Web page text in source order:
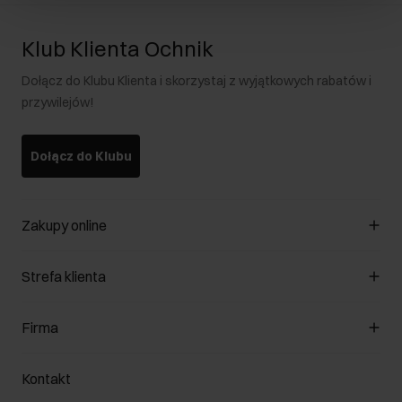
Klub Klienta Ochnik
Dołącz do Klubu Klienta i skorzystaj z wyjątkowych rabatów i
przywilejów!
Dołącz do Klubu
Zakupy online
Zarządzaj cookies
Formy płatności
Jak dokonać zwrotu?
Strefa klienta
Klub Klienta
Zwróć produkty
Firma
O nas
Kontakt